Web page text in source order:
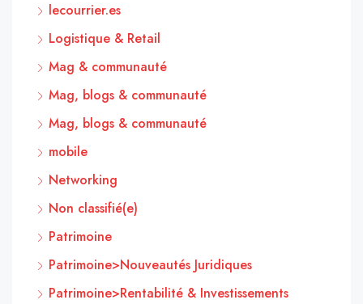
lecourrier.es
Logistique & Retail
Mag & communauté
Mag, blogs & communauté
Mag, blogs & communauté
mobile
Networking
Non classifié(e)
Patrimoine
Patrimoine>Nouveautés Juridiques
Patrimoine>Rentabilité & Investissements